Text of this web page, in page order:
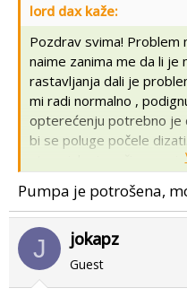
lord dax kaže:
Pozdrav svima! Problem
naime zanima me da li
rastavljanja dali je
mi radi normalno ,
opterećenju potrebno je
bi se poluge počele
stane iako je ručica u
bolje diže nego kada se
Hvala svima!
Pumpa je potrošena,
J jokapz
Guest